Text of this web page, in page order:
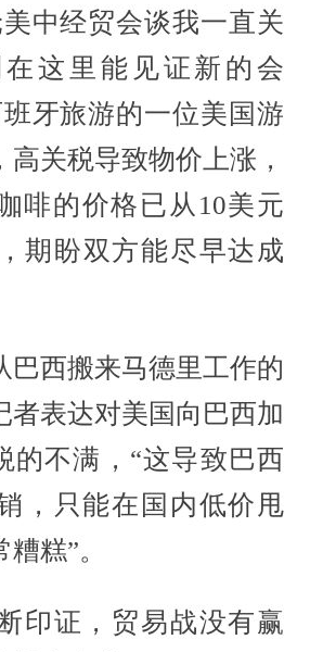
经贸会谈我一直关
这里能见证新的会
牙旅游的一位美国游
高关税导致物价上涨，
啡的价格已从10美元
期盼双方能尽早达成
西搬来马德里工作的
者表达对美国向巴西加
的不满，“这导致巴西
，只能在国内低价甩
糕”。
证，贸易战没有赢